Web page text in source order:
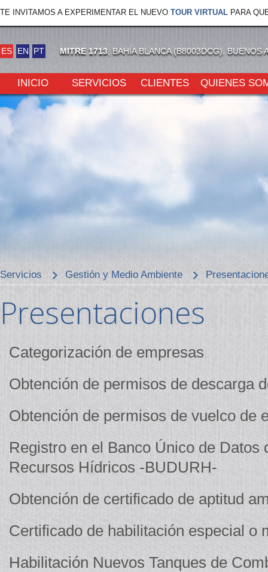
INICIO SERVICIOS CLIENTES QUIENES
Servicios Gestión y Medio Ambiente
Presentaciones
Categorización de empresas
Obtención de permisos de descarga
Obtención de permisos de vuelco de
Registro en el Banco Único de Datos
Recursos Hídricos -BUDURH-
Obtención de certificado de aptitud
Certificado de habilitación especial o
Habilitación Nuevos Tanques de
ES EN PT MITRE 1713 , BAHÍA BLANCA (B8003DCG). BUENOS
TE INVITAMOS A EXPERIMENTAR EL NUEVO TOUR VIRTUAL PARA